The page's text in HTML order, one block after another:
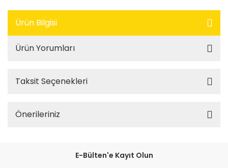
Ürün Bilgisi
Ürün Yorumları
Taksit Seçenekleri
Önerileriniz
E-Bülten'e Kayıt Olun